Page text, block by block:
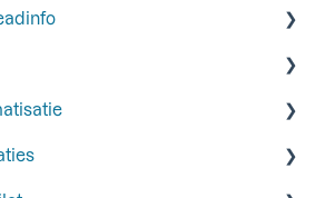
bij Leadinfo
toe aan je privacyverklaring
Leadinfo te installeren
collega's toe
je inbox
bedrijven in je inbox